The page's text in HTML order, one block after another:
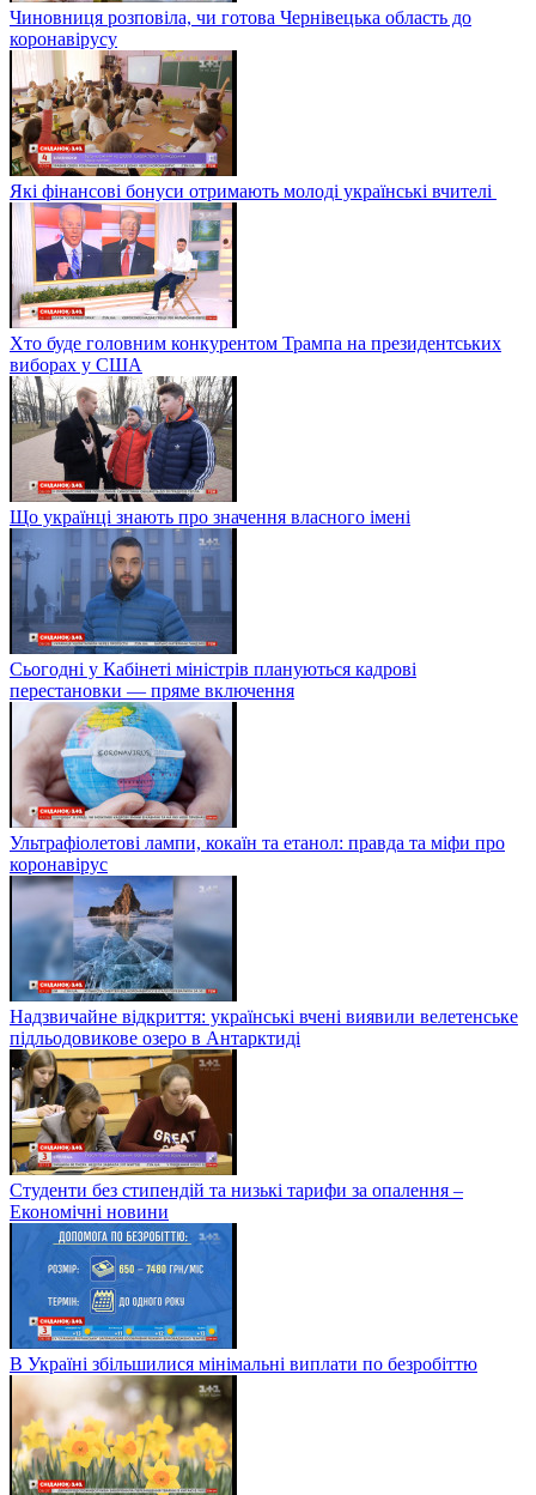
Чиновниця розповіла, чи готова Чернівецька область до
коронавірусу
Які фінансові бонуси отримають молоді українські вчителі
Хто буде головним конкурентом Трампа на президентських
виборах у США
Що українці знають про значення власного імені
Сьогодні у Кабінеті міністрів плануються кадрові
перестановки — пряме включення
Ультрафіолетові лампи, кокаїн та етанол: правда та міфи про
коронавірус
Надзвичайне відкриття: українські вчені виявили велетенське
підльодовикове озеро в Антарктиді
Студенти без стипендій та низькі тарифи за опалення –
Економічні новини
В Україні збільшилися мінімальні виплати по безробіттю